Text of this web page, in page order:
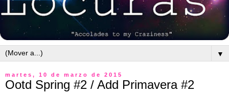
▼
martes, 10 de marzo de 2015
Ootd Spring #2 / Add Primavera #2